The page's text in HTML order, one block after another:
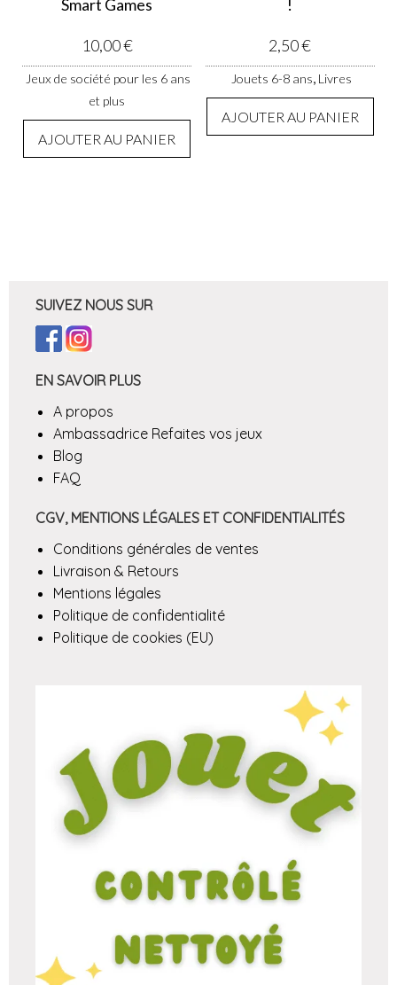
Smart Games
10,00€
Jeux de société pour les 6 ans
et plus
AJOUTER AU PANIER
!
2,50€
Jouets 6-8 ans, Livres
AJOUTER AU PANIER
SUIVEZ NOUS SUR
EN SAVOIR PLUS
A propos
Ambassadrice Refaites vos jeux
Blog
FAQ
CGV, MENTIONS LÉGALES ET CONFIDENTIALITÉS
Conditions générales de ventes
Livraison & Retours
Mentions légales
Politique de confidentialité
Politique de cookies (EU)